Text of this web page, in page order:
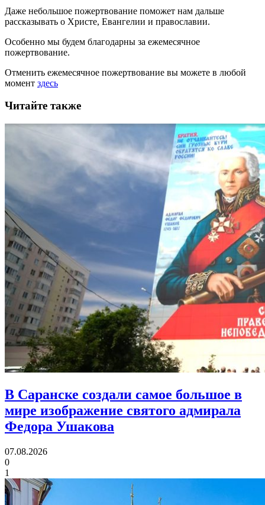
Даже небольшое пожертвование поможет нам дальше
рассказывать о Христе, Евангелии и православии.
Особенно мы будем благодарны за ежемесячное
пожертвование.
Отменить ежемесячное пожертвование вы можете в любой
момент здесь
Читайте также
В Саранске создали самое большое в
мире изображение святого адмирала
Федора Ушакова
07.08.2026
0
1